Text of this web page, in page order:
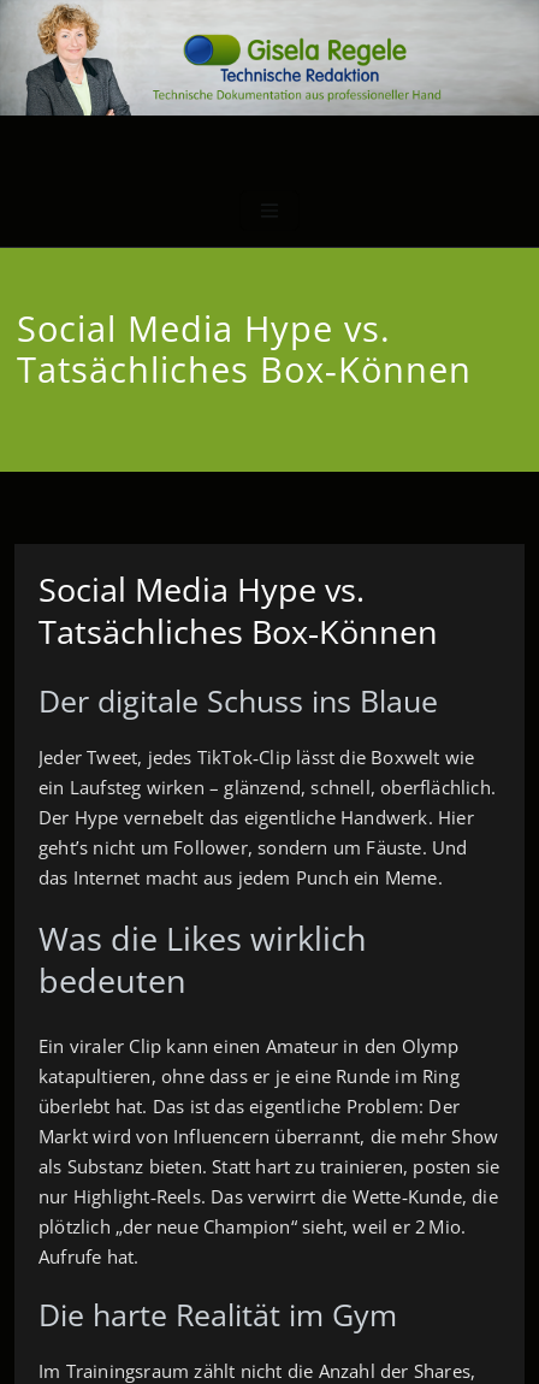
Social Media Hype vs.
Tatsächliches Box‑Können
Social Media Hype vs.
Tatsächliches Box‑Können
Der digitale Schuss ins Blaue
Jeder Tweet, jedes TikTok‑Clip lässt die Boxwelt wie
ein Laufsteg wirken – glänzend, schnell, oberflächlich.
Der Hype vernebelt das eigentliche Handwerk. Hier
geht’s nicht um Follower, sondern um Fäuste. Und
das Internet macht aus jedem Punch ein Meme.
Was die Likes wirklich
bedeuten
Ein viraler Clip kann einen Amateur in den Olymp
katapultieren, ohne dass er je eine Runde im Ring
überlebt hat. Das ist das eigentliche Problem: Der
Markt wird von Influencern überrannt, die mehr Show
als Substanz bieten. Statt hart zu trainieren, posten sie
nur Highlight‑Reels. Das verwirrt die Wette‑Kunde, die
plötzlich „der neue Champion“ sieht, weil er 2 Mio.
Aufrufe hat.
Die harte Realität im Gym
Im Trainingsraum zählt nicht die Anzahl der Shares,